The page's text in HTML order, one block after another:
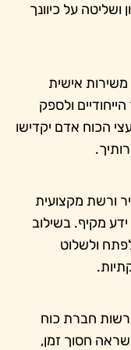
על כיוונך
אישית
ולספק
הכוח אדם יקדישו
ורשת מקצועית
מקיף. בשילוב
ולשלוט
חברת כוח
חסוך זמן,